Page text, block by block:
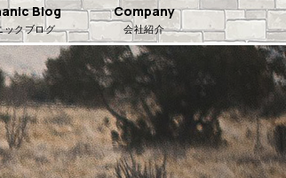
Blog
ックブログ
Company
会社紹介